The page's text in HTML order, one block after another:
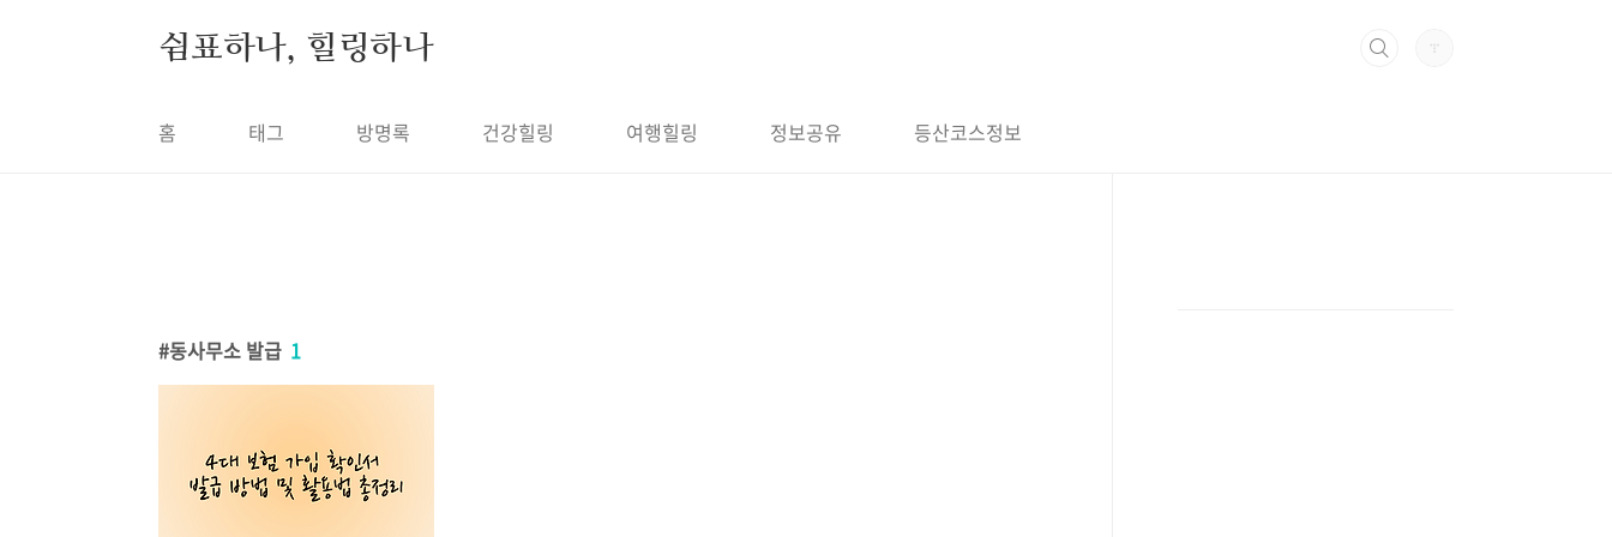
쉼표하나, 힐링하나
홈 태그 방명록 건강힐링 여행힐링 정보공유 등산코스정보
동사무소 발급 1